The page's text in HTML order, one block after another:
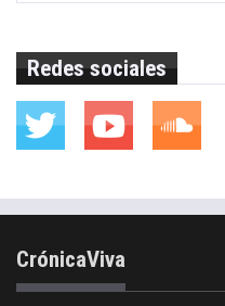
Redes sociales
CrónicaViva